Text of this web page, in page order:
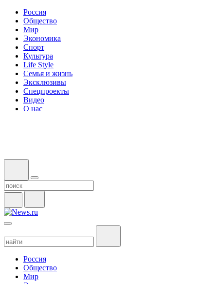
Россия
Общество
Мир
Экономика
Спорт
Культура
Life Style
Семья и жизнь
Эксклюзивы
Спецпроекты
Видео
О нас
Россия
Общество
Мир